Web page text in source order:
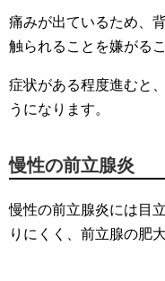
痛みが出ているため、
触られることを嫌がる
症状がある程度進むと
うになります。
慢性の前立腺炎
慢性の前立腺炎には目
りにくく、前立腺の肥